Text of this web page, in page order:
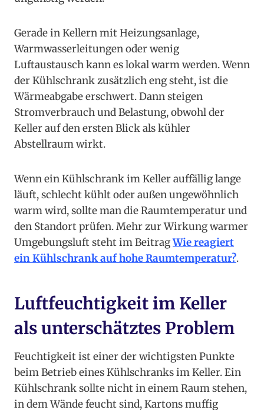
Gerade in Kellern mit Heizungsanlage,
Warmwasserleitungen oder wenig
Luftaustausch kann es lokal warm werden. Wenn
der Kühlschrank zusätzlich eng steht, ist die
Wärmeabgabe erschwert. Dann steigen
Stromverbrauch und Belastung, obwohl der
Keller auf den ersten Blick als kühler
Abstellraum wirkt.
Wenn ein Kühlschrank im Keller auffällig lange
läuft, schlecht kühlt oder außen ungewöhnlich
warm wird, sollte man die Raumtemperatur und
den Standort prüfen. Mehr zur Wirkung warmer
Umgebungsluft steht im BeitragWie reagiert
ein Kühlschrank auf hohe Raumtemperatur?.
Luftfeuchtigkeit im Keller
als unterschätztes Problem
Feuchtigkeit ist einer der wichtigsten Punkte
beim Betrieb eines Kühlschranks im Keller. Ein
Kühlschrank sollte nicht in einem Raum stehen,
in dem Wände feucht sind, Kartons muffig